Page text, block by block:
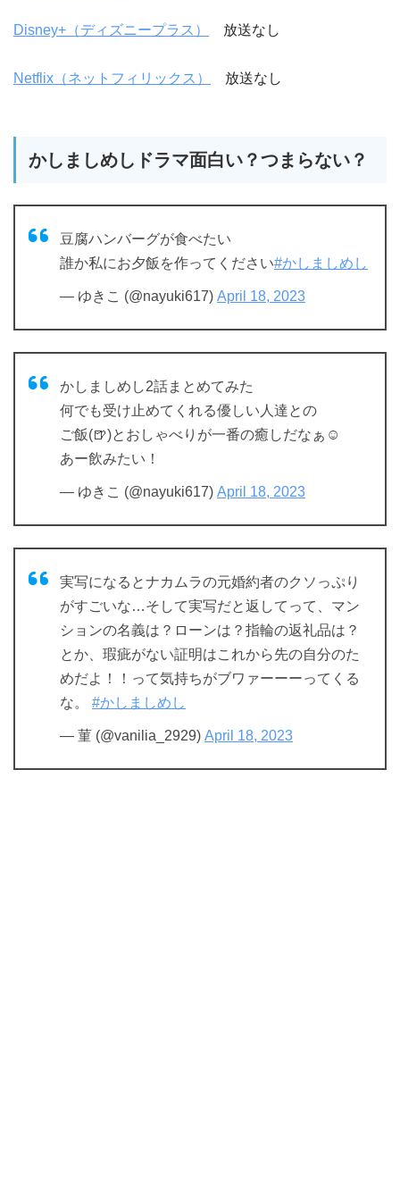
Disney+（ディズニープラス） 放送なし
Netflix（ネットフィリックス） 放送なし
かしましめしドラマ面白い？つまらない？
豆腐ハンバーグが食べたい
誰か私にお夕飯を作ってください#かしましめし
— ゆきこ (@nayuki617) April 18, 2023
かしましめし2話まとめてみた
何でも受け止めてくれる優しい人達との
ご飯(🍺)とおしゃべりが一番の癒しだなぁ☺️
あー飲みたい！
— ゆきこ (@nayuki617) April 18, 2023
実写になるとナカムラの元婚約者のクソっぷり
がすごいな…そして実写だと返してって、マン
ションの名義は？ローンは？指輪の返礼品は？
とか、瑕疵がない証明はこれから先の自分のた
めだよ！！って気持ちがブワァーーーってくる
な。 #かしましめし
— 菫 (@vanilia_2929) April 18, 2023